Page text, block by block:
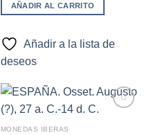
AÑADIR AL CARRITO
Añadir a la lista de
deseos
MONEDAS IBERAS